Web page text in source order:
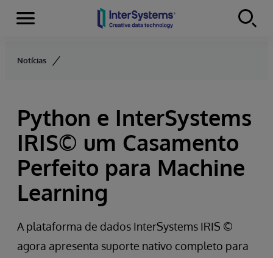
Skip to content
Menu
Notícias
Python e InterSystems
IRIS© um Casamento
Perfeito para Machine
Learning
A plataforma de dados InterSystems IRIS ©
agora apresenta suporte nativo completo para